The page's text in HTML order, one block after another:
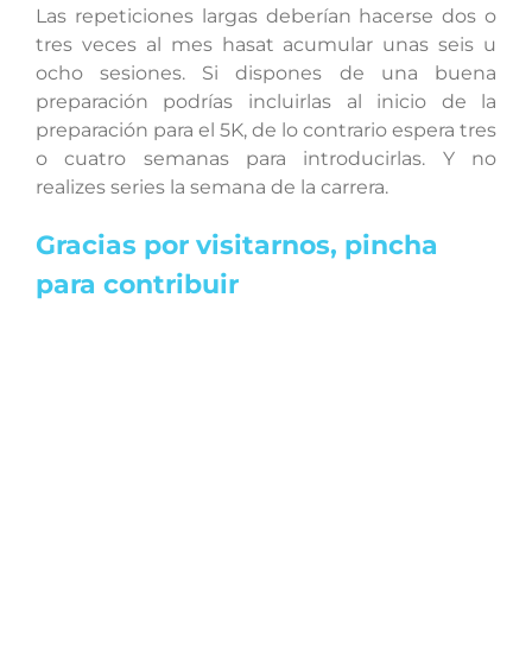
Las repeticiones largas deberían hacerse dos o
tres veces al mes hasat acumular unas seis u
ocho sesiones. Si dispones de una buena
preparación podrías incluirlas al inicio de la
preparación para el 5K, de lo contrario espera tres
o cuatro semanas para introducirlas. Y no
realizes series la semana de la carrera.
Gracias por visitarnos, pincha
para contribuir